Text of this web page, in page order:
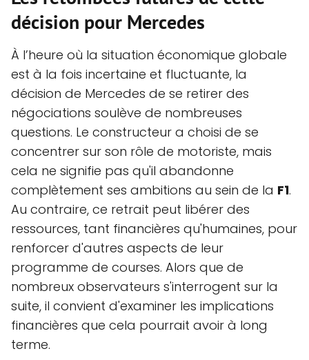
décision pour Mercedes
À l’heure où la situation économique globale
est à la fois incertaine et fluctuante, la
décision de Mercedes de se retirer des
négociations soulève de nombreuses
questions. Le constructeur a choisi de se
concentrer sur son rôle de motoriste, mais
cela ne signifie pas qu'il abandonne
complètement ses ambitions au sein de la F1.
Au contraire, ce retrait peut libérer des
ressources, tant financières qu'humaines, pour
renforcer d'autres aspects de leur
programme de courses. Alors que de
nombreux observateurs s'interrogent sur la
suite, il convient d'examiner les implications
financières que cela pourrait avoir à long
terme.